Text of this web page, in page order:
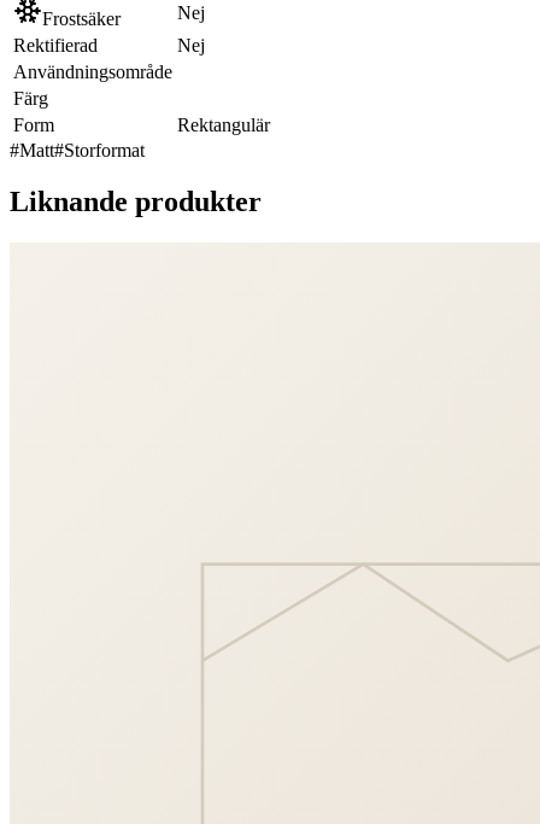
Frostsäker
Nej
Rektifierad
Nej
Användningsområde
Färg
Form
Rektangulär
#Matt#Storformat
Liknande produkter